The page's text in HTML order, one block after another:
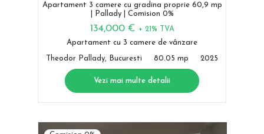
Apartament 3 camere cu gradina proprie 60,9 mp
| Pallady | Comision 0%
134,000 € + 21% TVA
Apartament cu 3 camere de vânzare
Theodor Pallady, Bucuresti 80.05 mp 2025
Vezi mai multe detalii